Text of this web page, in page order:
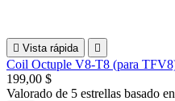
 Vista rápida 
Coil Octuple V8-T8 (para
199,00 $
Valorado de 5 estrellas basado en